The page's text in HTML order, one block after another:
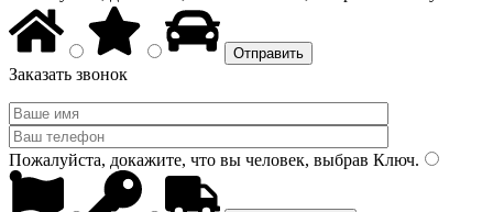
Заказать звонок
Пожалуйста, докажите, что вы человек, выбрав Ключ.